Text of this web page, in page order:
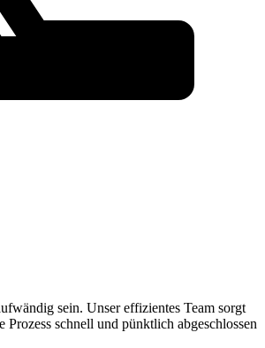
sein. Unser effizientes Team sorgt
Prozess schnell und pünktlich abgeschlossen